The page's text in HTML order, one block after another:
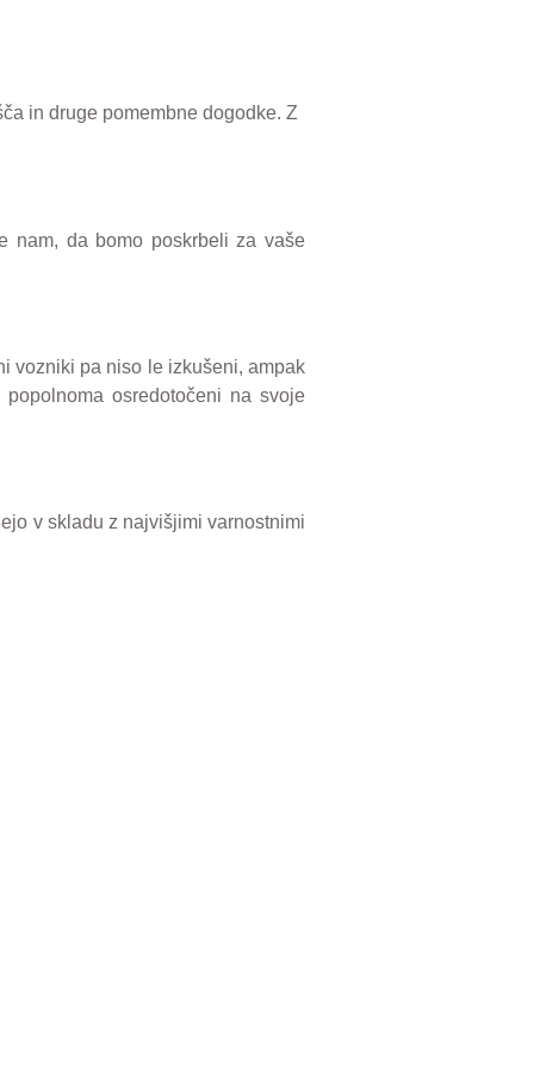
in druge pomembne dogodke. Z
nam, da bomo poskrbeli za vaše
vozniki pa niso le izkušeni, ampak
osredotočeni na svoje
v skladu z najvišjimi varnostnimi